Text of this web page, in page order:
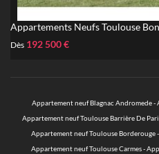
Appartements Neufs Toulouse
Dès 192 500 €
Appartement neuf Blagnac Andromede-
Appartement neuf Toulouse Barrière De
Appartement neuf Toulouse Borderouge-
Appartement neuf Toulouse Carmes-